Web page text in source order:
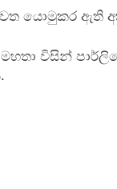
යොමුකර ඇති
විසින්